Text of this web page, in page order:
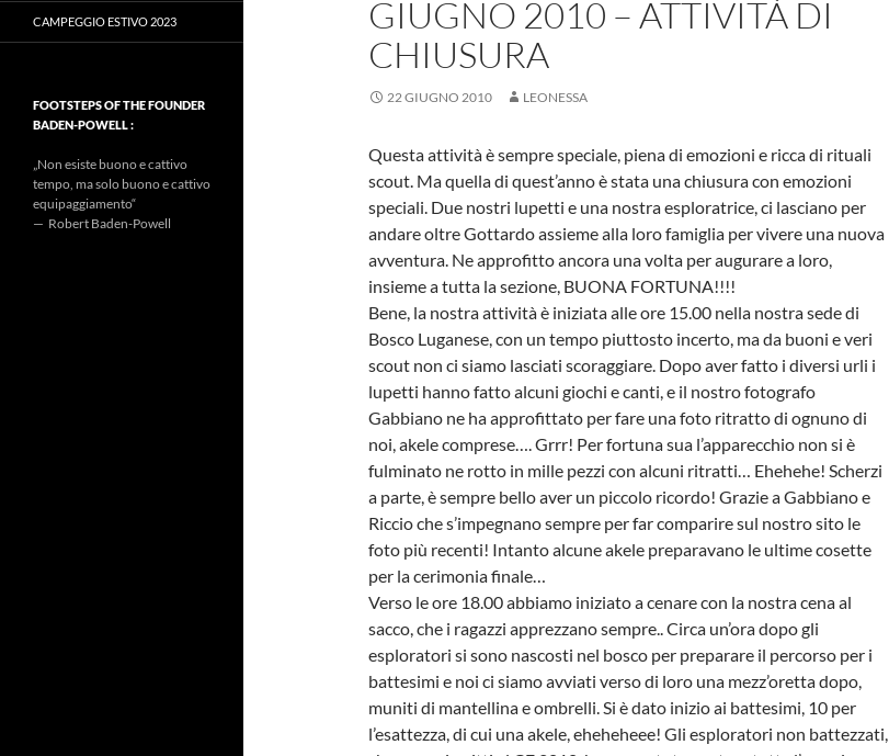
GIUGNO 2010 – ATTIVITÀ DI
CHIUSURA
22 GIUGNO 2010 LEONESSA
Questa attività è sempre speciale, piena di emozioni e ricca di rituali
scout. Ma quella di quest’anno è stata una chiusura con emozioni
speciali. Due nostri lupetti e una nostra esploratrice, ci lasciano per
andare oltre Gottardo assieme alla loro famiglia per vivere una nuova
avventura. Ne approfitto ancora una volta per augurare a loro,
insieme a tutta la sezione, BUONA FORTUNA!!!!
Bene, la nostra attività è iniziata alle ore 15.00 nella nostra sede di
Bosco Luganese, con un tempo piuttosto incerto, ma da buoni e veri
scout non ci siamo lasciati scoraggiare. Dopo aver fatto i diversi urli i
lupetti hanno fatto alcuni giochi e canti, e il nostro fotografo
Gabbiano ne ha approfittato per fare una foto ritratto di ognuno di
noi, akele comprese…. Grrr! Per fortuna sua l’apparecchio non si è
fulminato ne rotto in mille pezzi con alcuni ritratti… Ehehehe! Scherzi
a parte, è sempre bello aver un piccolo ricordo! Grazie a Gabbiano e
Riccio che s’impegnano sempre per far comparire sul nostro sito le
foto più recenti! Intanto alcune akele preparavano le ultime cosette
per la cerimonia finale…
Verso le ore 18.00 abbiamo iniziato a cenare con la nostra cena al
sacco, che i ragazzi apprezzano sempre.. Circa un’ora dopo gli
esploratori si sono nascosti nel bosco per preparare il percorso per i
battesimi e noi ci siamo avviati verso di loro una mezz’oretta dopo,
muniti di mantellina e ombrelli. Si è dato inizio ai battesimi, 10 per
l’esattezza, di cui una akele, eheheheee! Gli esploratori non battezzati,
CAMPEGGIO ESTIVO 2023
FOOTSTEPS OF THE FOUNDER
BADEN-POWELL :
„Non esiste buono e cattivo
tempo, ma solo buono e cattivo
equipaggiamento“
— Robert Baden-Powell